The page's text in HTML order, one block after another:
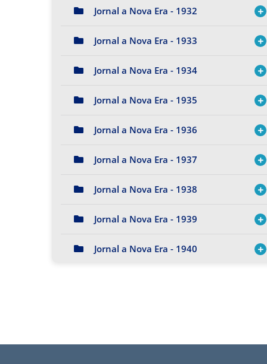
Jornal a Nova Era - 1932
Jornal a Nova Era - 1933
Jornal a Nova Era - 1934
Jornal a Nova Era - 1935
Jornal a Nova Era - 1936
Jornal a Nova Era - 1937
Jornal a Nova Era - 1938
Jornal a Nova Era - 1939
Jornal a Nova Era - 1940